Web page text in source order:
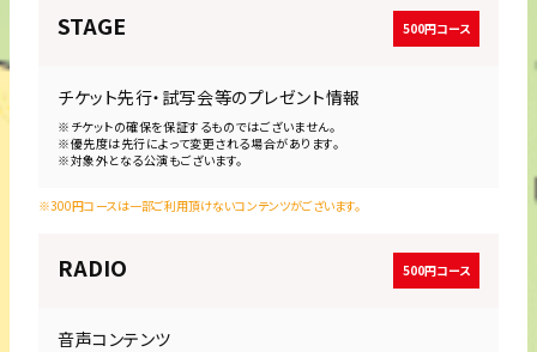
STAGE 500円コース
チケット先行・試写会等のプレゼント情報
※チケットの確保を保証するものではございません。
※優先度は先行によって変更される場合があります。
※対象外となる公演もございます。
※300円コースは一部ご利用頂けないコンテンツがございます。
RADIO 500円コース
音声コンテンツ